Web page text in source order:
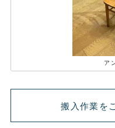
ア
搬入作業を